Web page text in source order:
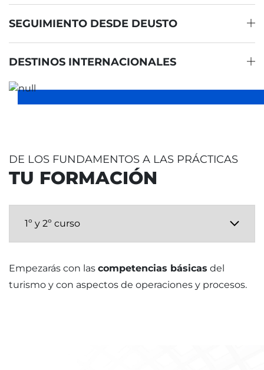
SEGUIMIENTO DESDE DEUSTO
DESTINOS INTERNACIONALES
DE LOS FUNDAMENTOS A LAS PRÁCTICAS
TU FORMACIÓN
Empezarás con las competencias básicas del
turismo y con aspectos de operaciones y procesos.